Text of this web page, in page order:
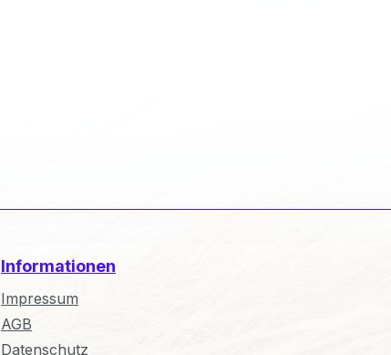
Informationen
Impressum
AGB
Datenschutz